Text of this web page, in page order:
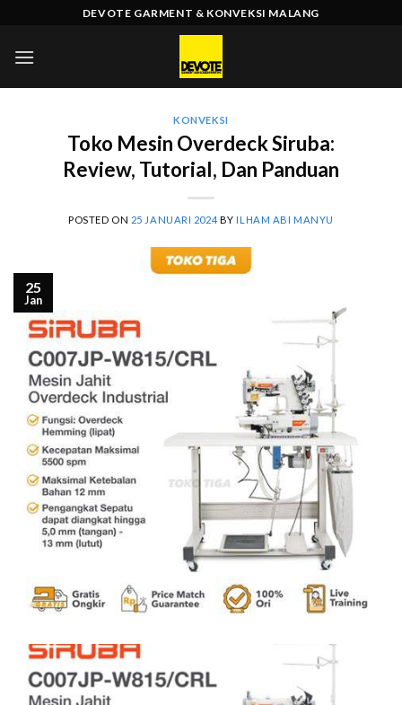
content
DEVOTE GARMENT & KONVEKSI MALANG
KONVEKSI
Toko Mesin Overdeck Siruba:
Review, Tutorial, Dan Panduan
POSTED ON 25 JANUARI 2024 BYILHAM ABI MANYU
25
Jan